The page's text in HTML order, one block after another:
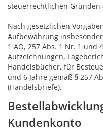
steuerrechtlichen
Nach gesetzlichen
Aufbewahrung
1 AO, 257 Abs. 1 Nr. 1 und
Aufzeichnungen,
Handelsbücher, für
und 6 Jahre gemäß § 257
(Handelsbriefe).
Kundenkonto